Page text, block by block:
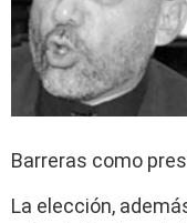
Barreras como
La elección,